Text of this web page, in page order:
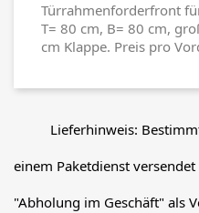
Türrahmenforderfront
T= 80 cm, B= 80 cm,
cm Klappe. Preis pro
Lieferhinweis:
einem Paketdienst
"Abholung im Geschäft" als